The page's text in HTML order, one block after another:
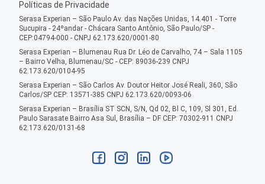
Políticas de Privacidade
Serasa Experian – São Paulo Av. das Nações Unidas, 14.401 - Torre
Sucupira - 24ºandar - Chácara Santo Antônio, São Paulo/SP -
CEP:04794-000 - CNPJ 62.173.620/0001-80
Serasa Experian – Blumenau Rua Dr. Léo de Carvalho, 74 – Sala 1105
– Bairro Velha, Blumenau/SC - CEP: 89036-239 CNPJ
62.173.620/0104-95
Serasa Experian – São Carlos Av. Doutor Heitor José Reali, 360, São
Carlos/SP CEP: 13571-385 CNPJ 62.173.620/0093-06
Serasa Experian – Brasília ST SCN, S/N, Qd 02, Bl C, 109, Sl 301, Ed.
Paulo Sarasate Bairro Asa Sul, Brasília – DF CEP: 70302-911 CNPJ
62.173.620/0131-68